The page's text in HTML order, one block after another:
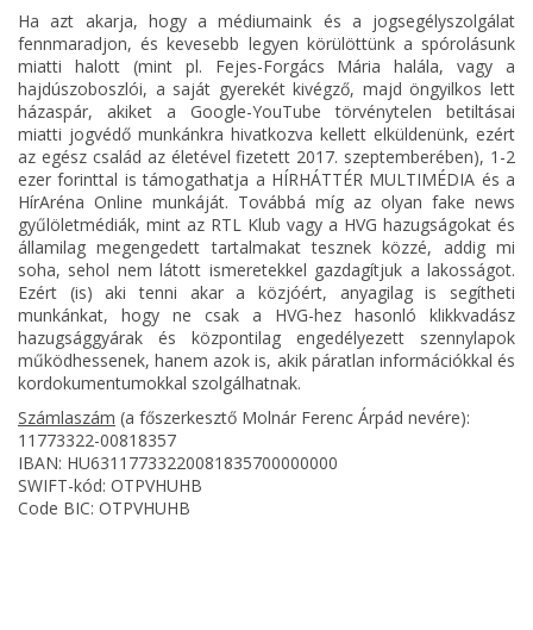
Ha azt akarja, hogy a médiumaink és a jogsegélyszolgálat
fennmaradjon, és kevesebb legyen körülöttünk a spórolásunk
miatti halott (mint pl. Fejes-Forgács Mária halála, vagy a
hajdúszoboszlói, a saját gyerekét kivégző, majd öngyilkos lett
házaspár, akiket a Google-YouTube törvénytelen betiltásai
miatti jogvédő munkánkra hivatkozva kellett elküldenünk, ezért
az egész család az életével fizetett 2017. szeptemberében), 1-2
ezer forinttal is támogathatja a HÍRHÁTTÉR MULTIMÉDIA és a
HírAréna Online munkáját. Továbbá míg az olyan fake news
gyűlöletmédiák, mint az RTL Klub vagy a HVG hazugságokat és
államilag megengedett tartalmakat tesznek közzé, addig mi
soha, sehol nem látott ismeretekkel gazdagítjuk a lakosságot.
Ezért (is) aki tenni akar a közjóért, anyagilag is segítheti
munkánkat, hogy ne csak a HVG-hez hasonló klikkvadász
hazugsággyárak és központilag engedélyezett szennylapok
működhessenek, hanem azok is, akik páratlan információkkal és
kordokumentumokkal szolgálhatnak.
Számlaszám (a főszerkesztő Molnár Ferenc Árpád nevére):
11773322-00818357
IBAN: HU63117733220081835700000000
SWIFT-kód: OTPVHUHB
Code BIC: OTPVHUHB